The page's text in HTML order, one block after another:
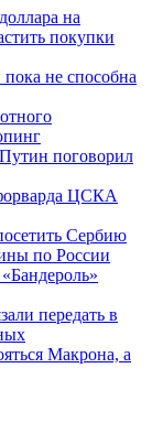
на
покупки
не способна
поговорил
ЦСКА
Сербию
по России
передать в
Макрона, а